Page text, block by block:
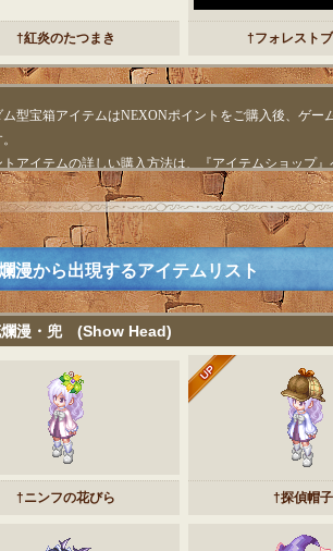
†紅炎のたつまき †フォレスト
ム型宝箱アイテムはNEXONポイントをご購入後、ゲ
トアイテムの詳しい購入方法は、『アイテムショップ』
漫から出現するアイテムリスト
爛漫・兜 (Show Head)
†ニンフの花びら †探偵帽子